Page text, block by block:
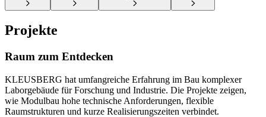
Projekte
Raum zum Entdecken
KLEUSBERG hat umfangreiche Erfahrung im Bau komplexer
Laborgebäude für Forschung und Industrie. Die Projekte zeigen,
wie Modulbau hohe technische Anforderungen, flexible
Raumstrukturen und kurze Realisierungszeiten verbindet.